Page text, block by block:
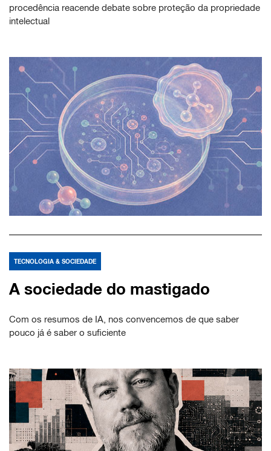
procedência reacende debate sobre proteção da propriedade
intelectual
TECNOLOGIA & SOCIEDADE
A sociedade do mastigado
Com os resumos de IA, nos convencemos de que saber
pouco já é saber o suficiente